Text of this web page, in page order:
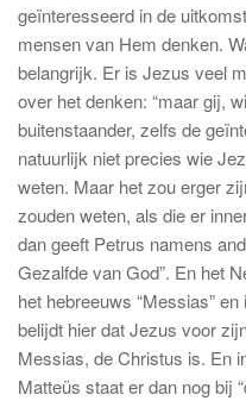
geïnteresseerd in de
mensen van Hem denken.
belangrijk. Er is Jezus veel
over het denken: “maar gij,
buitenstaander, zelfs de
natuurlijk niet precies wie
weten. Maar het zou erger
zouden weten, als die er
dan geeft Petrus namens
Gezalfde van God”. En het
het hebreeuws “Messias”
belijdt hier dat Jezus voor
Messias, de Christus is. En
Matteüs staat er dan nog bij